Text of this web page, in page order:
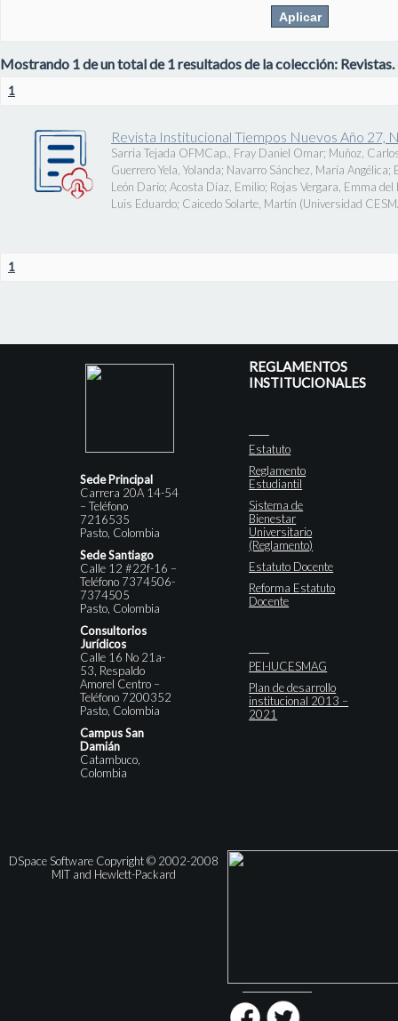
Mostrando 1 de un total de 1 resultados de la colección: Revistas.
1
Revista Institucional Tiempos Nuevos Año 27,
Sarria Tejada OFMCap., Fray Daniel Omar; Muñoz,
Guerrero Yela, Yolanda; Navarro Sánchez, María Angélica;
León Darío; Acosta Díaz, Emilio; Rojas Vergara, Emma del
Luis Eduardo; Caicedo Solarte, Martín (Universidad
1
Sede Principal
Carrera 20A 14-54
– Teléfono
7216535
Pasto, Colombia
Sede Santiago
Calle 12 #22f-16 –
Teléfono 7374506-
7374505
Pasto, Colombia
Consultorios
Jurídicos
Calle 16 No 21a-
53, Respaldo
Amorel Centro –
Teléfono 7200352
Pasto, Colombia
Campus San
Damián
Catambuco,
Colombia
REGLAMENTOS
INSTITUCIONALES
Estatuto
Reglamento
Estudiantil
Sistema de
Bienestar
Universitario
(Reglamento)
Estatuto Docente
Reforma Estatuto
Docente
PEI-IUCESMAG
Plan de desarrollo
institucional 2013 –
2021
DSpace Software Copyright © 2002-2008
MIT and Hewlett-Packard